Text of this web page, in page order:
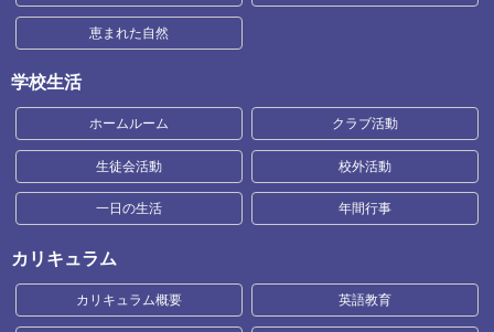
恵まれた自然
学校生活
ホームルーム クラブ活動
生徒会活動 校外活動
一日の生活 年間行事
カリキュラム
カリキュラム概要 英語教育